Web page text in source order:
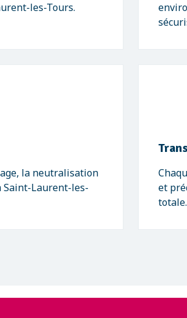
les-Tours.
la neutralisation
Saint-Laurent-les-
et
totale.